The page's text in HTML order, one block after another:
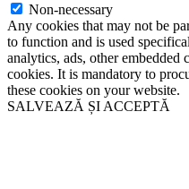
Non-necessary
Any cookies that may not be
to function and is used
analytics, ads, other embedded
cookies. It is mandatory to
these cookies on your website.
SALVEAZĂ ȘI ACCEPTĂ